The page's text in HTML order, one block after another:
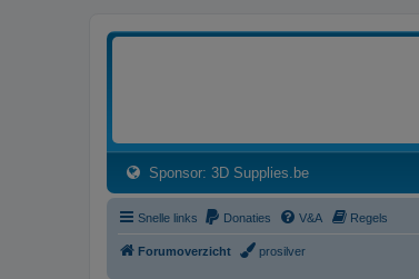
Sponsor: 3D Supplies.be(Opens a new tab)
Snelle links Donaties V&A Regels
Forumoverzicht prosilver